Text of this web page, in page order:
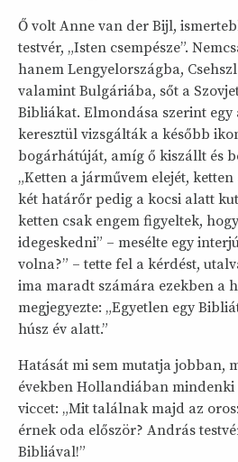
Ő volt Anne van der Bijl,
testvér, „Isten csempésze”.
hanem Lengyelországba,
valamint Bulgáriába, sőt a
Bibliákat. Elmondása szerint
keresztül vizsgálták a később
bogárhátúját, amíg ő kiszállt és
„Ketten a járművem elejét,
két határőr pedig a kocsi alatt
ketten csak engem figyeltek,
idegeskedni” – mesélte egy
volna?” – tette fel a kérdést,
ima maradt számára ezekben a
megjegyezte: „Egyetlen egy
húsz év alatt.”
Hatását mi sem mutatja jobban,
években Hollandiában mindenki
viccet: „Mit találnak majd az
érnek oda először? András
Bibliával!”